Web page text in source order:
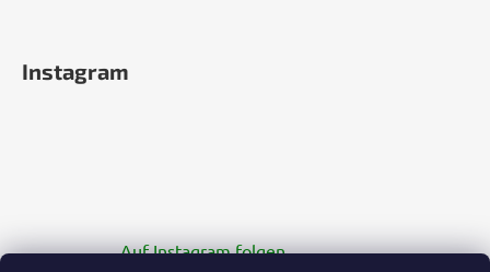
Instagram
Auf Instagram folgen